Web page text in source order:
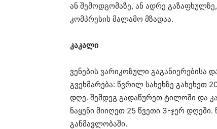
ან შემოდგომაზე, ან ადრე
კომპრესის მალამო მზადაა.
კაკალი
ვენების ვარიკოზული
გვეხმარება: წვრილ სახეხზე გახეხეთ
დღე. შემდეგ გადაწურეთ ტილოში და
ნაყენი მიიღეთ 25 წვეთი 3-ჯერ დღეში.
განმავლობაში.